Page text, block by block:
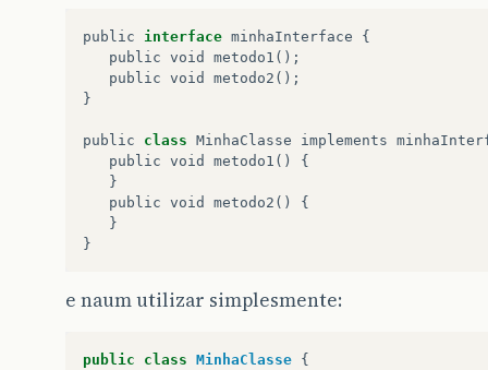
public interface minhaInterface
{
public void metodo1 ();
public void metodo2 ();
}
public class MinhaClasse implements
public void metodo1 ()
{
}
public void metodo2 ()
{
}
}
e naum utilizar simplesmente:
public class MinhaClasse {